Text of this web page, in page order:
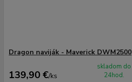
Dragon naviják - Maverick DWM2500
139,90 €/ks
skladom do
24hod.